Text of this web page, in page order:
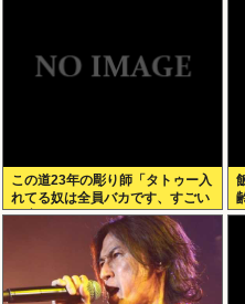
この道23年の彫り師「タトゥー入
れてる奴は全員バカです、すごい
民度低い」